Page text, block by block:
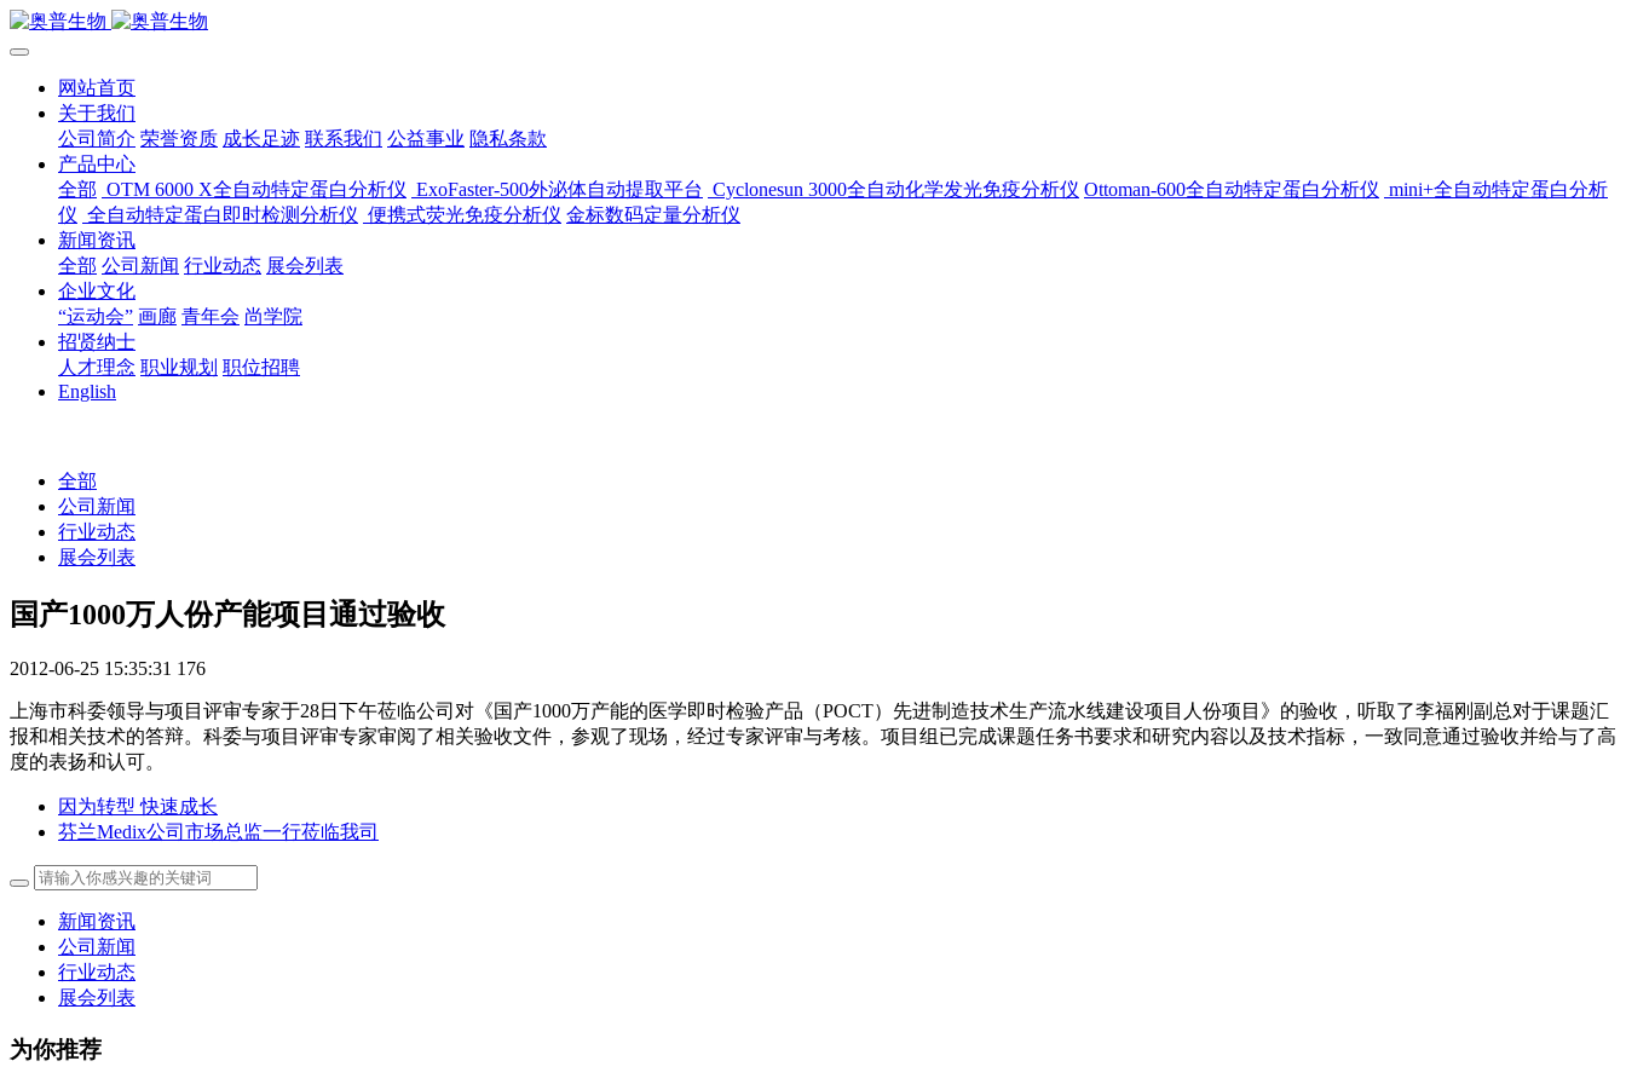
网站首页
关于我们
公司简介 荣誉资质 成长足迹 联系我们 公益事业 隐私条款
产品中心
全部 OTM 6000 X全自动特定蛋白分析仪 ExoFaster-500外泌体自动提取平台 Cyclonesun 3000全自动化学发光免疫分析仪 Ottoman-600全自动特定蛋白分析仪 mini+全自动特定蛋白分析
仪 全自动特定蛋白即时检测分析仪 便携式荧光免疫分析仪 金标数码定量分析仪
新闻资讯
全部 公司新闻 行业动态 展会列表
企业文化
“运动会” 画廊 青年会 尚学院
招贤纳士
人才理念 职业规划 职位招聘
English
全部
公司新闻
行业动态
展会列表
国产1000万人份产能项目通过验收
2012-06-25 15:35:31 176
上海市科委领导与项目评审专家于28日下午莅临公司对《国产1000万产能的医学即时检验产品（POCT）先进制造技术生产流水线建设项目人份项目》的验收，听取了李福刚副总对于课题汇
报和相关技术的答辩。科委与项目评审专家审阅了相关验收文件，参观了现场，经过专家评审与考核。项目组已完成课题任务书要求和研究内容以及技术指标，一致同意通过验收并给与了高
度的表扬和认可。
因为转型 快速成长
芬兰Medix公司市场总监一行莅临我司
新闻资讯
公司新闻
行业动态
展会列表
为你推荐